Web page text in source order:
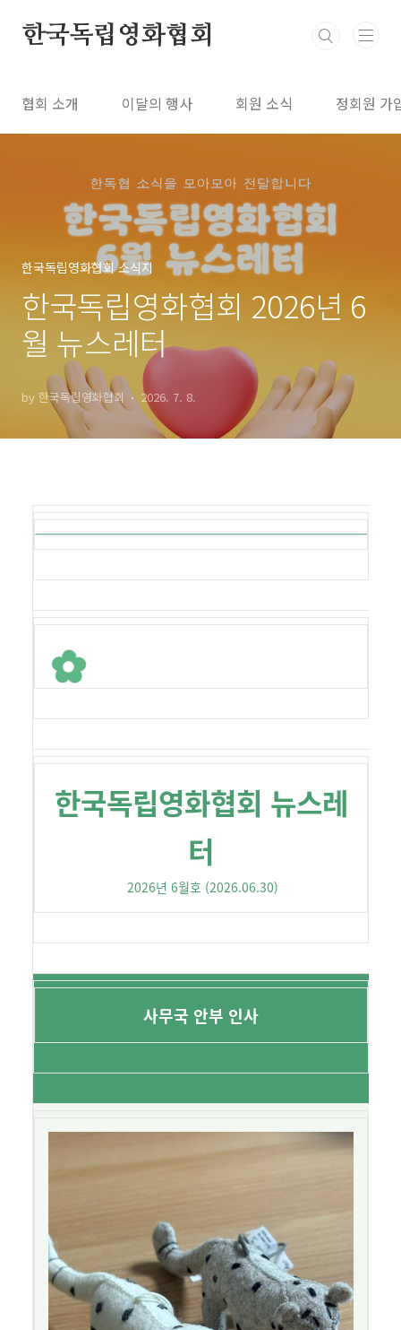
한국독립영화협회
협회 소개 이달의 행사 회원 소식 정회원 가
한국독립영화협회 소식지
한국독립영화협회 2026년 6
월 뉴스레터
by 한국독립영화협회 2026. 7. 8.
한국독립영화협회 뉴스레
터
2026년 6월호 (2026.06.30)
사무국 안부 인사